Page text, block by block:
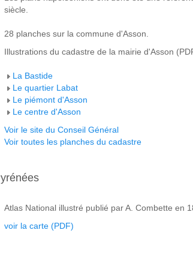
siècle.
28 planches sur la commune d'Asson
Illustrations du cadastre de la mairie d'Asson
La Bastide
Le quartier Labat
Le piémont d'Asson
Le centre d'Asson
Voir le site du Conseil Général
Voir toutes les planches du cadastre
Atlas National illustré publié par A. Combette en
voir la carte (PDF)